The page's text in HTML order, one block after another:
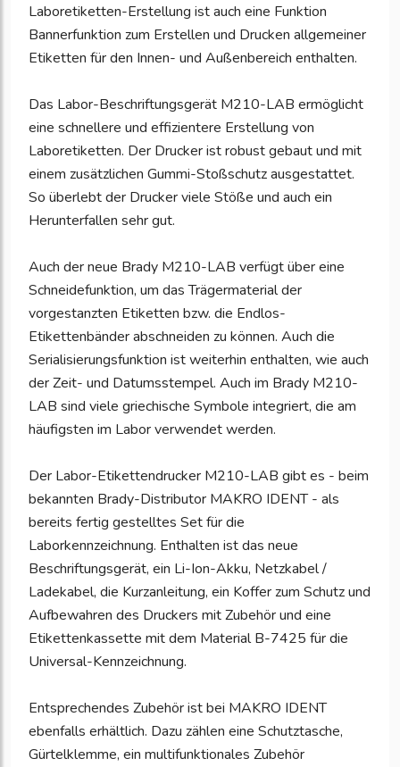
Laboretiketten-Erstellung ist auch eine Funktion
Bannerfunktion zum Erstellen und Drucken allgemeiner
Etiketten für den Innen- und Außenbereich enthalten.
Das Labor-Beschriftungsgerät M210-LAB ermöglicht
eine schnellere und effizientere Erstellung von
Laboretiketten. Der Drucker ist robust gebaut und mit
einem zusätzlichen Gummi-Stoßschutz ausgestattet.
So überlebt der Drucker viele Stöße und auch ein
Herunterfallen sehr gut.
Auch der neue Brady M210-LAB verfügt über eine
Schneidefunktion, um das Trägermaterial der
vorgestanzten Etiketten bzw. die Endlos-
Etikettenbänder abschneiden zu können. Auch die
Serialisierungsfunktion ist weiterhin enthalten, wie auch
der Zeit- und Datumsstempel. Auch im Brady M210-
LAB sind viele griechische Symbole integriert, die am
häufigsten im Labor verwendet werden.
Der Labor-Etikettendrucker M210-LAB gibt es - beim
bekannten Brady-Distributor MAKRO IDENT - als
bereits fertig gestelltes Set für die
Laborkennzeichnung. Enthalten ist das neue
Beschriftungsgerät, ein Li-Ion-Akku, Netzkabel /
Ladekabel, die Kurzanleitung, ein Koffer zum Schutz und
Aufbewahren des Druckers mit Zubehör und eine
Etikettenkassette mit dem Material B-7425 für die
Universal-Kennzeichnung.
Entsprechendes Zubehör ist bei MAKRO IDENT
ebenfalls erhältlich. Dazu zählen eine Schutztasche,
Gürtelklemme, ein multifunktionales Zubehör